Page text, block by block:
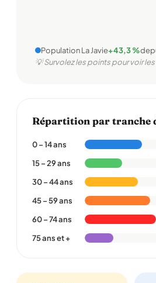
Population La Javie+43,3 %
💡 Survolez les points pour voir
Répartition par tranche
0 – 14 ans
15 – 29 ans
30 – 44 ans
45 – 59 ans
60 – 74 ans
75 ans et +